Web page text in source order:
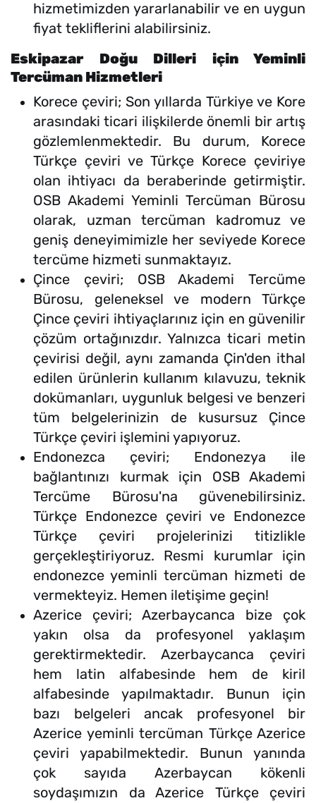
hizmetimizden yararlanabilir ve en uygun
fiyat tekliflerini alabilirsiniz.
Eskipazar Doğu Dilleri için Yeminli
Tercüman Hizmetleri
Korece çeviri; Son yıllarda Türkiye ve Kore
arasındaki ticari ilişkilerde önemli bir artış
gözlemlenmektedir. Bu durum, Korece
Türkçe çeviri ve Türkçe Korece çeviriye
olan ihtiyacı da beraberinde getirmiştir.
OSB Akademi Yeminli Tercüman Bürosu
olarak, uzman tercüman kadromuz ve
geniş deneyimimizle her seviyede Korece
tercüme hizmeti sunmaktayız.
Çince çeviri; OSB Akademi Tercüme
Bürosu, geleneksel ve modern Türkçe
Çince çeviri ihtiyaçlarınız için en güvenilir
çözüm ortağınızdır. Yalnızca ticari metin
çevirisi değil, aynı zamanda Çin'den ithal
edilen ürünlerin kullanım kılavuzu, teknik
dokümanları, uygunluk belgesi ve benzeri
tüm belgelerinizin de kusursuz Çince
Türkçe çeviri işlemini yapıyoruz.
Endonezca çeviri; Endonezya ile
bağlantınızı kurmak için OSB Akademi
Tercüme Bürosu'na güvenebilirsiniz.
Türkçe Endonezce çeviri ve Endonezce
Türkçe çeviri projelerinizi titizlikle
gerçekleştiriyoruz. Resmi kurumlar için
endonezce yeminli tercüman hizmeti de
vermekteyiz. Hemen iletişime geçin!
Azerice çeviri; Azerbaycanca bize çok
yakın olsa da profesyonel yaklaşım
gerektirmektedir. Azerbaycanca çeviri
hem latin alfabesinde hem de kiril
alfabesinde yapılmaktadır. Bunun için
bazı belgeleri ancak profesyonel bir
Azerice yeminli tercüman Türkçe Azerice
çeviri yapabilmektedir. Bunun yanında
çok sayıda Azerbaycan kökenli
soydaşımızın da Azerice Türkçe çeviri